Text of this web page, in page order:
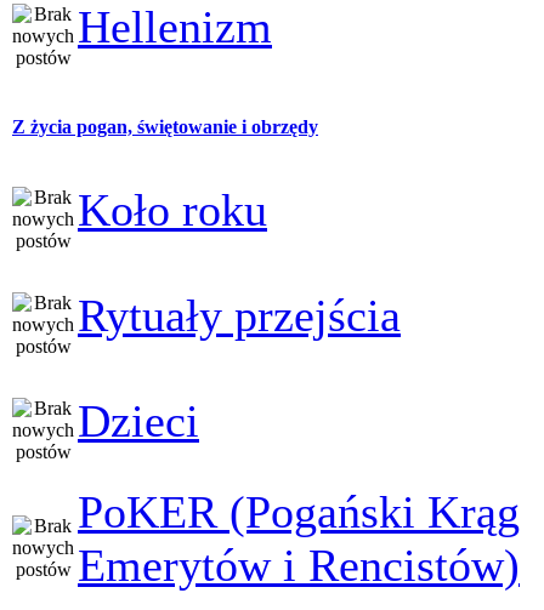
Hellenizm
Z życia pogan, świętowanie i obrzędy
Koło roku
Rytuały przejścia
Dzieci
PoKER (Pogański Krąg
Emerytów i Rencistów)